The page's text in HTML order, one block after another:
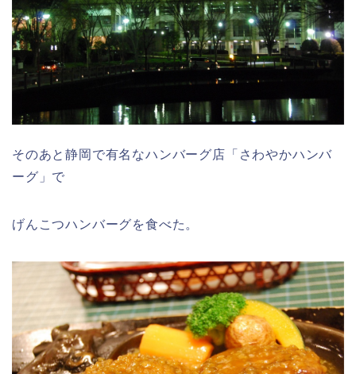
そのあと静岡で有名なハンバーグ店「さわやかハンバ
ーグ」で
げんこつハンバーグを食べた。